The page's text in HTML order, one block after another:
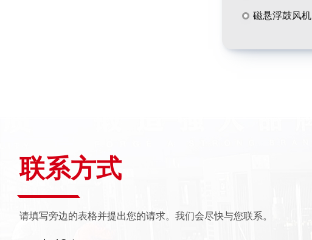
磁悬浮鼓风机
联系方式
请填写旁边的表格并提出您的请求。我们会尽快与您联系。